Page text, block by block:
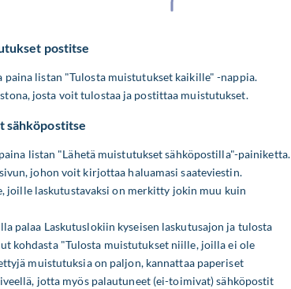
postitse
paina listan "Tulosta muistutukset kaikille" -nappia.
josta voit tulostaa ja postittaa muistutukset.
sähköpostitse
listan "Lähetä muistutukset sähköpostilla"-painiketta.
johon voit kirjottaa haluamasi saateviestin.
joille laskutustavaksi on merkitty jokin muu kuin
palaa Laskutuslokiin kyseisen laskutusajon ja tulosta
kohdasta "Tulosta muistutukset niille, joilla ei ole
muistutuksia on paljon, kannattaa paperiset
jotta myös palautuneet (ei-toimivat) sähköpostit